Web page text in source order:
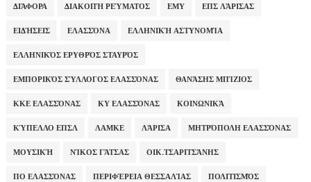
ΔΙΆΦΟΡΑ ΔΙΑΚΟΠΉ ΡΕΎΜΑΤΟΣ ΕΜΥ ΕΠΣ ΛΆΡΙΣΑΣ
ΕΙΔΉΣΕΙΣ ΕΛΑΣΣΌΝΑ ΕΛΛΗΝΙΚΉ ΑΣΤΥΝΟΜΊΑ
ΕΛΛΗΝΙΚΌΣ ΕΡΥΘΡΌΣ ΣΤΑΥΡΌΣ
ΕΜΠΟΡΙΚΌΣ ΣΎΛΛΟΓΟΣ ΕΛΑΣΣΌΝΑΣ ΘΑΝΆΣΗΣ ΜΠΊΖΙΟΣ
ΚΚΕ ΕΛΑΣΣΌΝΑΣ ΚΥ ΕΛΑΣΣΌΝΑΣ ΚΟΙΝΩΝΙΚΆ
ΚΎΠΕΛΛΟ ΕΠΣΛ ΛΑΜΚΕ ΛΆΡΙΣΑ ΜΗΤΡΌΠΟΛΗ ΕΛΑΣΣΌΝΑΣ
ΜΟΥΣΙΚΉ ΝΊΚΟΣ ΓΆΤΣΑΣ ΟΙΚ.ΤΣΑΡΙΤΣΆΝΗΣ
ΠΟ ΕΛΑΣΣΌΝΑΣ ΠΕΡΙΦΈΡΕΙΑ ΘΕΣΣΑΛΊΑΣ ΠΟΛΙΤΙΣΜΌΣ